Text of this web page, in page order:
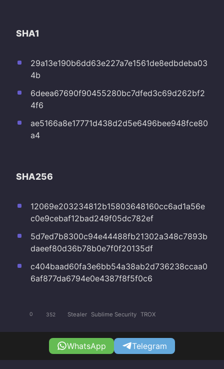
SHA1
29a13e190b6dd63e227a7e1561de8edbdeba03
4b
6deea67690f90455280bc7dfed3c69d262bf2
4f6
ae5166a8e17771d438d2d5e6496bee948fce80
a4
SHA256
12069e203234812b15803648160cc6ad1a56e
c0e9cebaf12bad249f05dc782ef
5d7ed7b8300c94e44488fb21302a348c7893b
daeef80d36b78b0e7f0f20135df
c404baad60fa3e6bb54a38ab2d736238ccaa0
6af877da6794e0e4387f8f5f0c6
0 352 Stealer Sublime Security TROX
WhatsApp Telegram